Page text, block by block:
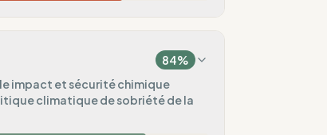
84%
impact et sécurité chimique
climatique de sobriété de la